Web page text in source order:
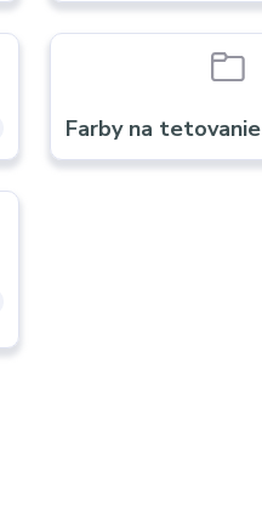
Farby na tetovanie